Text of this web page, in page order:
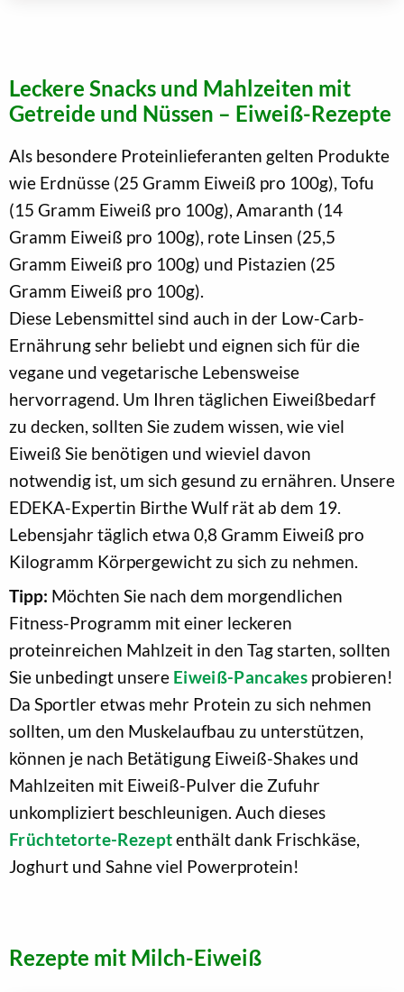
Leckere Snacks und Mahlzeiten mit
Getreide und Nüssen – Eiweiß-Rezepte
Als besondere Proteinlieferanten gelten Produkte
wie Erdnüsse (25 Gramm Eiweiß pro 100g), Tofu
(15 Gramm Eiweiß pro 100g), Amaranth (14
Gramm Eiweiß pro 100g), rote Linsen (25,5
Gramm Eiweiß pro 100g) und Pistazien (25
Gramm Eiweiß pro 100g).
Diese Lebensmittel sind auch in der Low-Carb-
Ernährung sehr beliebt und eignen sich für die
vegane und vegetarische Lebensweise
hervorragend. Um Ihren täglichen Eiweißbedarf
zu decken, sollten Sie zudem wissen, wie viel
Eiweiß Sie benötigen und wieviel davon
notwendig ist, um sich gesund zu ernähren. Unsere
EDEKA-Expertin Birthe Wulf rät ab dem 19.
Lebensjahr täglich etwa 0,8 Gramm Eiweiß pro
Kilogramm Körpergewicht zu sich zu nehmen.
Tipp: Möchten Sie nach dem morgendlichen
Fitness-Programm mit einer leckeren
proteinreichen Mahlzeit in den Tag starten, sollten
Sie unbedingt unsere Eiweiß-Pancakes probieren!
Da Sportler etwas mehr Protein zu sich nehmen
sollten, um den Muskelaufbau zu unterstützen,
können je nach Betätigung Eiweiß-Shakes und
Mahlzeiten mit Eiweiß-Pulver die Zufuhr
unkompliziert beschleunigen. Auch dieses
Früchtetorte-Rezeptenthält dank Frischkäse,
Joghurt und Sahne viel Powerprotein!
Rezepte mit Milch-Eiweiß